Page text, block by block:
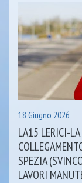
18 Giugno 2026
LA15 LERICI-
SPEZIA
LAVORI